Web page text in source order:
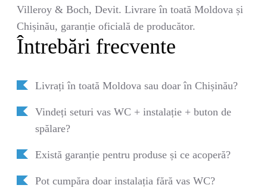
Villeroy & Boch, Devit. Livrare în toată Moldova și
Chișinău, garanție oficială de producător.
Întrebări frecvente
Livrați în toată Moldova sau doar în Chișinău?
Vindeți seturi vas WC + instalație + buton de
spălare?
Există garanție pentru produse și ce acoperă?
Pot cumpăra doar instalația fără vas WC?